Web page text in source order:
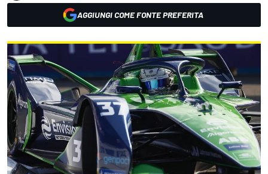
AGGIUNGI COME FONTE PREFERITA